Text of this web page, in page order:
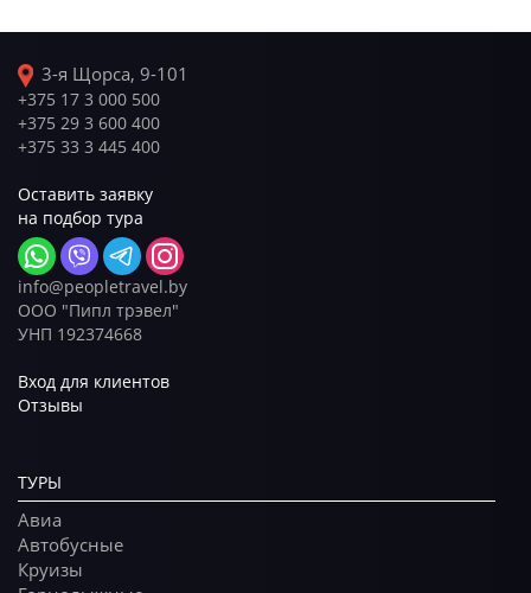
3-я Щорса, 9-101
+375 17 3 000 500
+375 29 3 600 400
+375 33 3 445 400
Оставить заявку
на подбор тура
info@peopletravel.by
ООО "Пипл трэвел"
УНП 192374668
Вход для клиентов
Отзывы
ТУРЫ
Авиа
Автобусные
Круизы